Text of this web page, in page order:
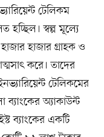
টেলিকম
হচ্ছিল। স্বল্প মূল্যে
হাজার গ্রাহক ও
করে। তাদের
টেলিকমের
ব্যাংকের অ্যাকাউন্ট
ব্যাংকের একটি